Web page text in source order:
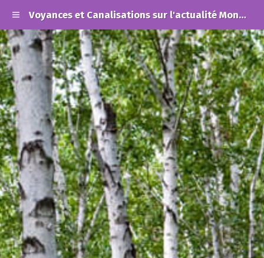
Voyances et Canalisations sur l'actualité Mondiale et les Alertes